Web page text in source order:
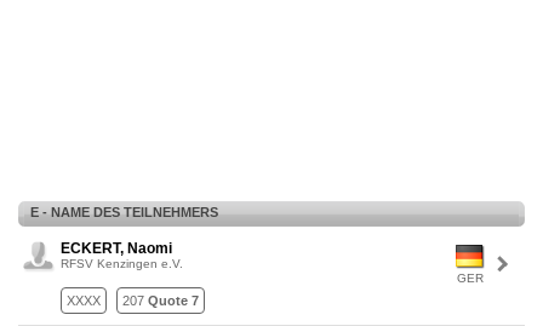
E - NAME DES TEILNEHMERS
GER
ECKERT, Naomi
RFSV Kenzingen e.V.
XXXX 207 Quote 7